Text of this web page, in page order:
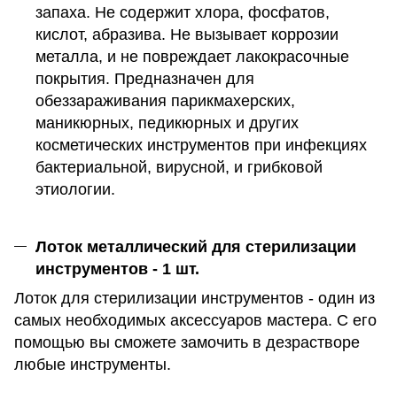
запаха. Не содержит хлора, фосфатов,
кислот, абразива. Не вызывает коррозии
металла, и не повреждает лакокрасочные
покрытия. Предназначен для
обеззараживания парикмахерских,
маникюрных, педикюрных и других
косметических инструментов при инфекциях
бактериальной, вирусной, и грибковой
этиологии.
Лоток металлический для стерилизации
инструментов - 1 шт.
Лоток для стерилизации инструментов - один из
самых необходимых аксессуаров мастера. С его
помощью вы сможете замочить в дезрастворе
любые инструменты.